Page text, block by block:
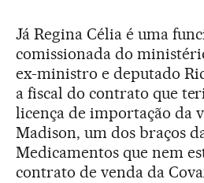
Já Regina Célia é uma
comissionada do
ex-ministro e deputado
a fiscal do contrato que
licença de importação da
Madison, um dos braços
Medicamentos que nem
contrato de venda da